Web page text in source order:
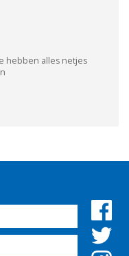
hebben alles netjes